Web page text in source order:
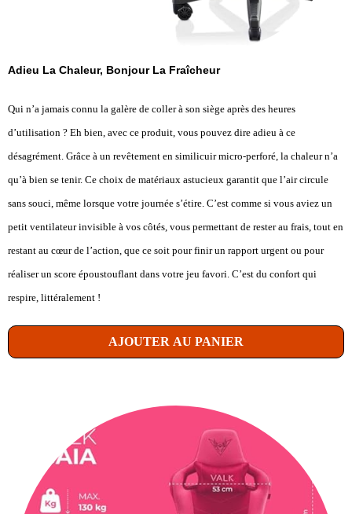
Adieu La Chaleur, Bonjour La Fraîcheur
Qui n’a jamais connu la galère de coller à son siège après des heures
d’utilisation ? Eh bien, avec ce produit, vous pouvez dire adieu à ce
désagrément. Grâce à un revêtement en similicuir micro-perforé, la chaleur n’a
qu’à bien se tenir. Ce choix de matériaux astucieux garantit que l’air circule
sans souci, même lorsque votre journée s’étire. C’est comme si vous aviez un
petit ventilateur invisible à vos côtés, vous permettant de rester au frais, tout en
restant au cœur de l’action, que ce soit pour finir un rapport urgent ou pour
réaliser un score époustouflant dans votre jeu favori. C’est du confort qui
respire, littéralement !
AJOUTER AU PANIER